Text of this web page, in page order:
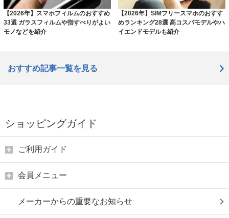
【2026年】スマホフィルムのおすすめ
33選 ガラスフィルムや指すべりがよい
モノなどを紹介
【2026年】SIMフリースマホのおすす
めランキング28選 高コスパモデルやハ
イエンドモデルも紹介
おすすめ記事一覧を見る
ショッピングガイド
ご利用ガイド
会員メニュー
メーカーからの重要なお知らせ